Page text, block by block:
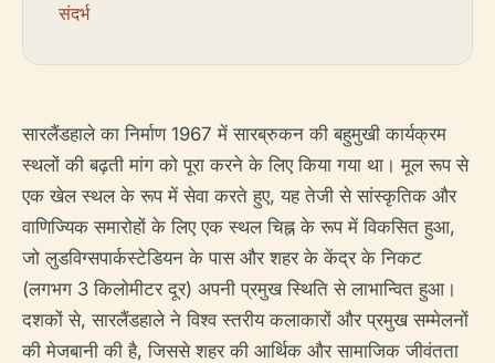
संदर्भ
सारलैंडहाले का निर्माण 1967 में सारब्रुकन की बहुमुखी कार्यक्रम
स्थलों की बढ़ती मांग को पूरा करने के लिए किया गया था। मूल रूप से
एक खेल स्थल के रूप में सेवा करते हुए, यह तेजी से सांस्कृतिक और
वाणिज्यिक समारोहों के लिए एक स्थल चिह्न के रूप में विकसित हुआ,
जो लुडविग्सपार्कस्टेडियन के पास और शहर के केंद्र के निकट
(लगभग 3 किलोमीटर दूर) अपनी प्रमुख स्थिति से लाभान्वित हुआ।
दशकों से, सारलैंडहाले ने विश्व स्तरीय कलाकारों और प्रमुख सम्मेलनों
की मेजबानी की है, जिससे शहर की आर्थिक और सामाजिक जीवंतता